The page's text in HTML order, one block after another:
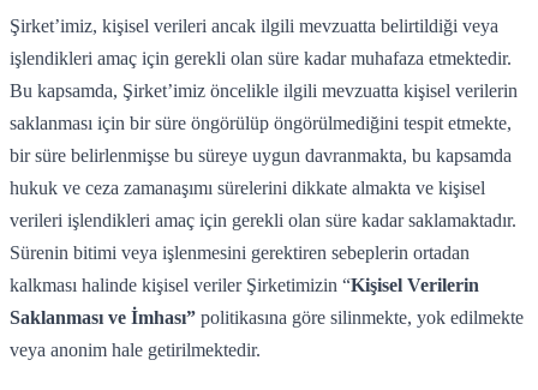
Şirket’imiz, kişisel verileri ancak ilgili mevzuatta belirtildiği veya
işlendikleri amaç için gerekli olan süre kadar muhafaza etmektedir.
Bu kapsamda, Şirket’imiz öncelikle ilgili mevzuatta kişisel verilerin
saklanması için bir süre öngörülüp öngörülmediğini tespit etmekte,
bir süre belirlenmişse bu süreye uygun davranmakta, bu kapsamda
hukuk ve ceza zamanaşımı sürelerini dikkate almakta ve kişisel
verileri işlendikleri amaç için gerekli olan süre kadar saklamaktadır.
Sürenin bitimi veya işlenmesini gerektiren sebeplerin ortadan
kalkması halinde kişisel veriler Şirketimizin “Kişisel Verilerin
Saklanması ve İmhası” politikasına göre silinmekte, yok edilmekte
veya anonim hale getirilmektedir.